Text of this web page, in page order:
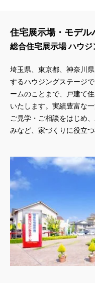
住宅展示場・モデル
総合住宅展示場 ハウジ
埼玉県、東京都、神奈川県
するハウジングステージ
ームのことまで、戸建て
いたします。実績豊富な
ご見学・ご相談をはじめ
みなど、家づくりに役立つ